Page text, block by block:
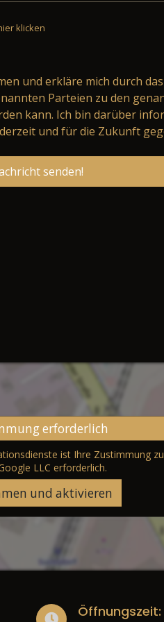
klicken
und erkläre mich durch
Parteien zu den
kann. Ich bin darüber
und für die Zukunft
senden!
erforderlich
ist Ihre Zustimmung
LLC erforderlich.
und aktivieren
Öffnungszeit: